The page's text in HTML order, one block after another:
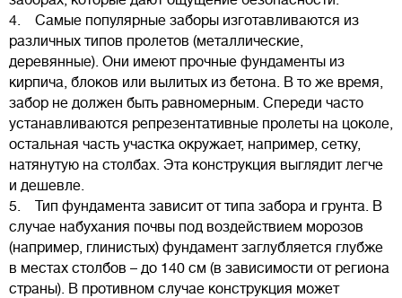
4. Самые популярные заборы изготавливаются из
различных типов пролетов (металлические,
деревянные). Они имеют прочные фундаменты из
кирпича, блоков или вылитых из бетона. В то же время,
забор не должен быть равномерным. Спереди часто
устанавливаются репрезентативные пролеты на цоколе,
остальная часть участка окружает, например, сетку,
натянутую на столбах. Эта конструкция выглядит легче
и дешевле.
5. Тип фундамента зависит от типа забора и грунта. В
случае набухания почвы под воздействием морозов
(например, глинистых) фундамент заглубляется глубже
в местах столбов – до 140 см (в зависимости от региона
страны). В противном случае конструкция может